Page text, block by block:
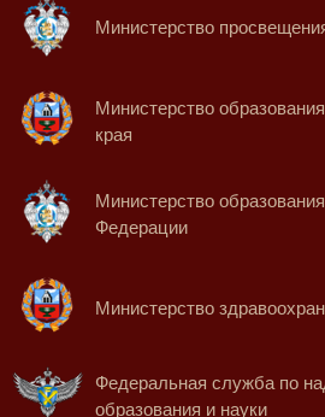
Министерство
Министерство
края
Министерство
Федерации
Министерство
Федеральная служба по
образования и науки